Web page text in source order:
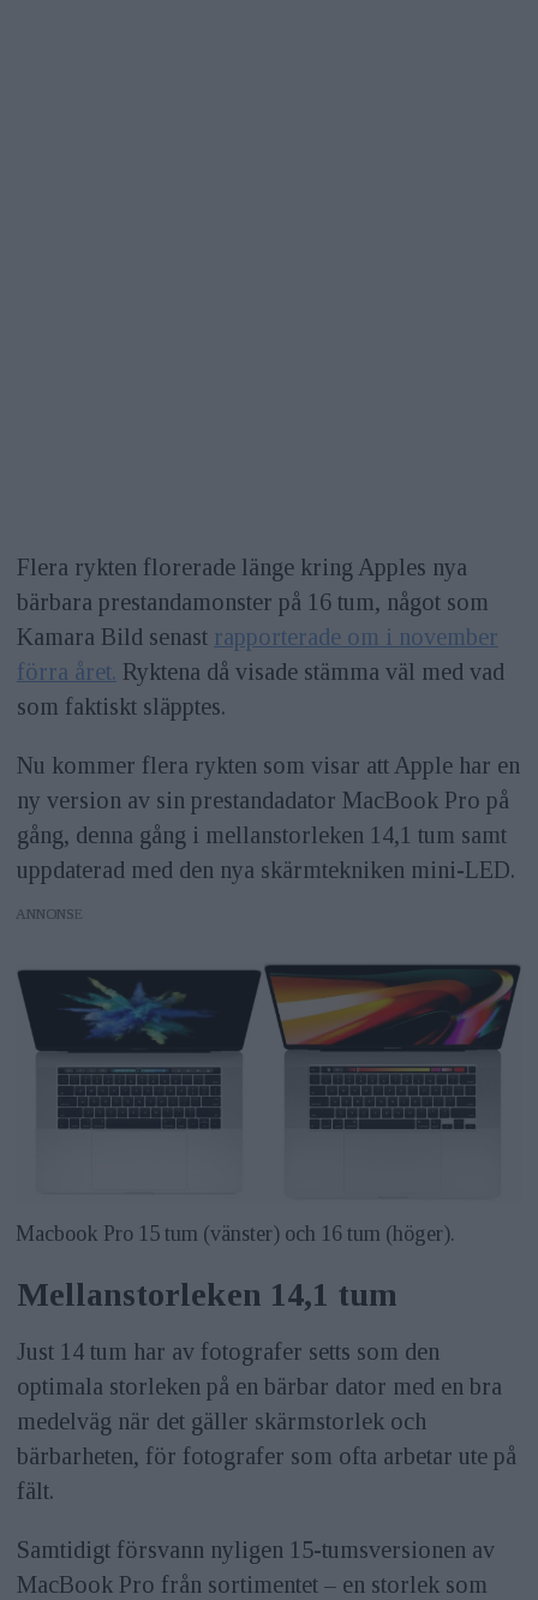
Flera rykten florerade länge kring Apples nya
bärbara prestandamonster på 16 tum, något som
Kamara Bild senast rapporterade om i november
förra året. Ryktena då visade stämma väl med vad
som faktiskt släpptes.
Nu kommer flera rykten som visar att Apple har en
ny version av sin prestandadator MacBook Pro på
gång, denna gång i mellanstorleken 14,1 tum samt
uppdaterad med den nya skärmtekniken mini-LED.
ANNONS
Macbook Pro 15 tum (vänster) och 16 tum (höger).
Mellanstorleken 14,1 tum
Just 14 tum har av fotografer setts som den
optimala storleken på en bärbar dator med en bra
medelväg när det gäller skärmstorlek och
bärbarheten, för fotografer som ofta arbetar ute på
fält.
Samtidigt försvann nyligen 15-tumsversionen av
MacBook Pro från sortimentet – en storlek som